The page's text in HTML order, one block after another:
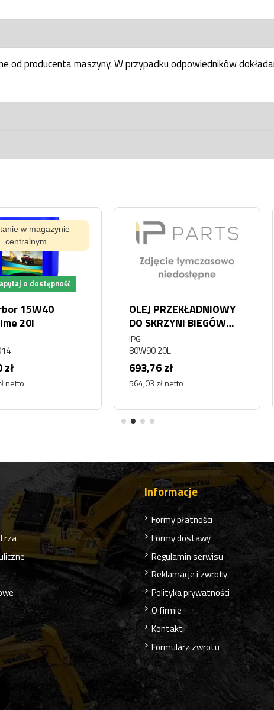
od producenta maszyny. W przypadku odpowiedników
OLEJ PRZEKŁADNIOWY
DO SKRZYNI BIEGÓW
SPIRAX S3 AM 80W90
564,03 zł netto
Na
OLEJ
GL-5
22,98 zł
Informacje
Formy płatności
Formy dostawy
Regulamin serwisu
Reklamacje i zwroty
Polityka prywatności
O firmie
Kontakt
Formularz zwrotu